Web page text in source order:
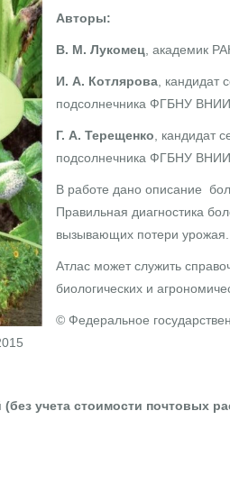
Авторы:
В. М. Лукомец , академик
И. А. Котлярова , кандидат
подсолнечника ФГБНУ
Г. А. Терещенко , кандидат
подсолнечника ФГБНУ
В работе дано описание
Правильная диагностика
вызывающих потери урожая.
Атлас может служить
биологических и
© Федеральное
(без учета стоимости почтовых